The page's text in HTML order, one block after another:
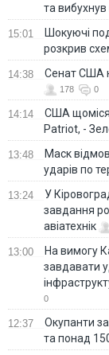
та
15:01
Шокуючі
розкрив
14:38 Сенат США
178 0
14:14
США
Patriot, -
13:48
Маск
ударів по
13:24
У
завдання
авіатехнік
13:00
На вимогу
завдавати
0
12:37
Окупанти
та понад